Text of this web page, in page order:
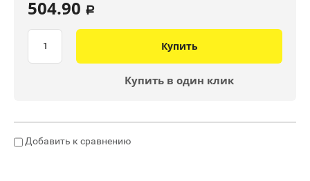
504.90 a
Купить
Купить в один клик
Добавить к сравнению